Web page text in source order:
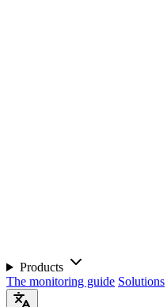
Products
The monitoring guide Solutions